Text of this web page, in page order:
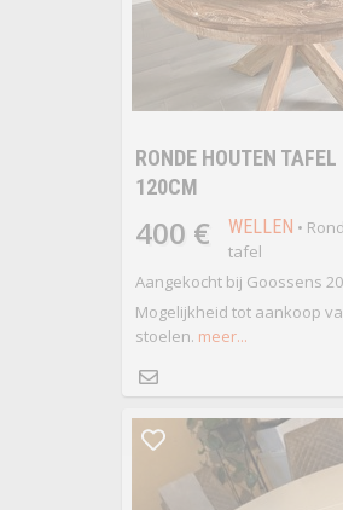
RONDE HOUTEN
120CM
400 € WELLEN •
tafel
Aangekocht bij Goossens
Mogelijkheid tot aankoop
stoelen. meer...